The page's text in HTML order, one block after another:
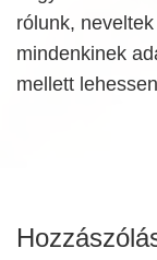
rólunk,
mindenkinek
mellett